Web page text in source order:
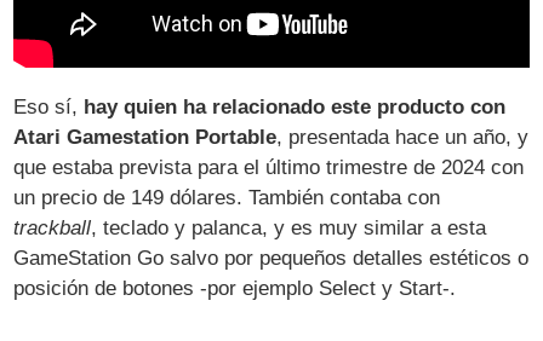
Eso sí, hay quien ha relacionado este producto con
Atari Gamestation Portable, presentada hace un año, y
que estaba prevista para el último trimestre de 2024 con
un precio de 149 dólares. También contaba con
trackball, teclado y palanca, y es muy similar a esta
GameStation Go salvo por pequeños detalles estéticos o
posición de botones -por ejemplo Select y Start-.